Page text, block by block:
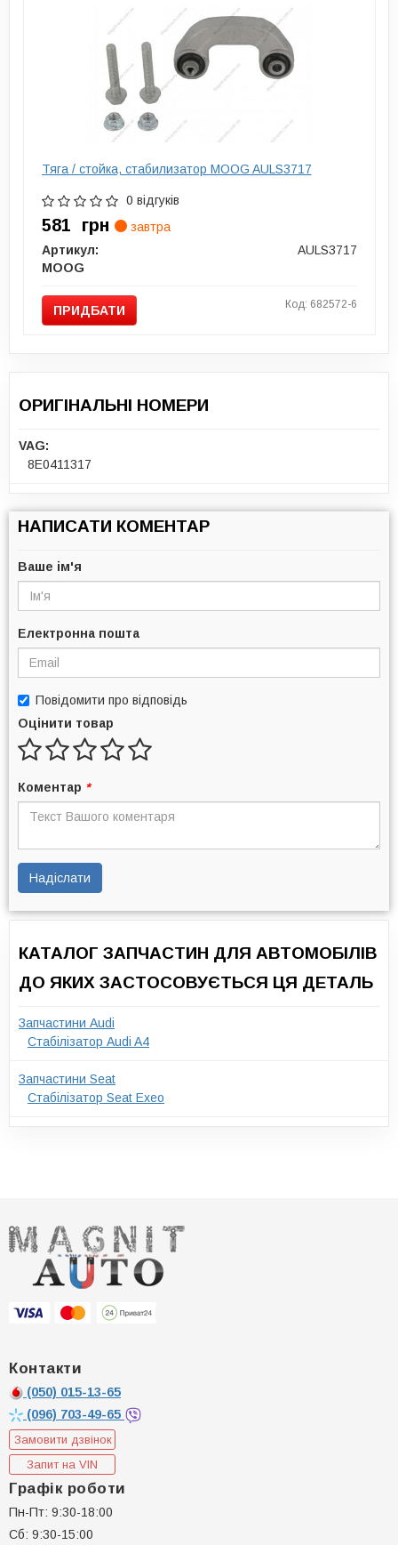
Тяга / стойка, стабилизатор MOOG AULS3717
0 відгуків
581 грн
завтра
Артикул:
AULS3717
MOOG
ПРИДБАТИ Код: 682572-6
ОРИГІНАЛЬНІ НОМЕРИ
VAG:
8E0411317
НАПИСАТИ КОМЕНТАР
Ваше ім'я
Електронна пошта
Повідомити про відповідь
Оцінити товар
Коментар *
Надіслати
КАТАЛОГ ЗАПЧАСТИН ДЛЯ АВТОМОБІЛІВ
ДО ЯКИХ ЗАСТОСОВУЄТЬСЯ ЦЯ ДЕТАЛЬ
Запчастини Audi
Стабілізатор Audi A4
Запчастини Seat
Стабілізатор Seat Exeo
Контакти
(050) 015-13-65
(096) 703-49-65
Замовити дзвінок
Запит на VIN
Графік роботи
Пн-Пт: 9:30-18:00
Сб: 9:30-15:00